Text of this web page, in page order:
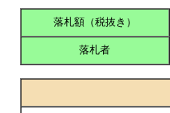
落札額（税抜き）
落札者